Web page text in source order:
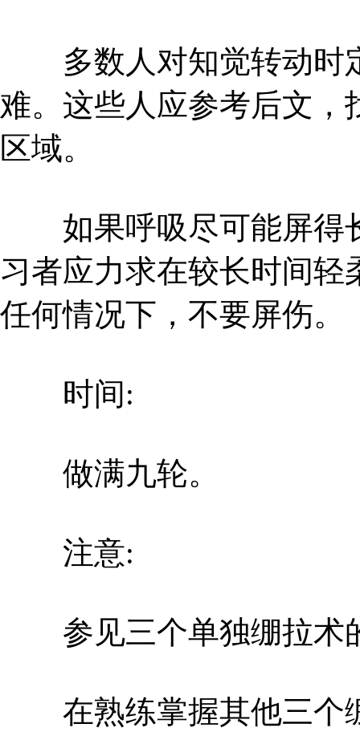
多数人对知觉转动时
难。这些人应参考后文，
区域。
如果呼吸尽可能屏得
习者应力求在较长时间
任何情况下，不要屏伤。
时间:
做满九轮。
注意:
参见三个单独绷拉术
在熟练掌握其他三个